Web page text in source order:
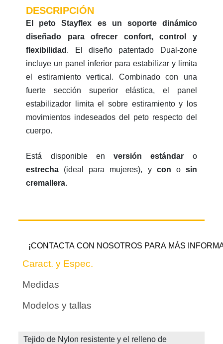
DESCRIPCIÓN
El peto Stayflex es un soporte dinámico
diseñado para ofrecer confort, control y
flexibilidad . El diseño patentado Dual-zone
incluye un panel inferior para estabilizar y limita
el estiramiento vertical. Combinado con una
fuerte sección superior elástica, el panel
estabilizador limita el sobre estiramiento y los
movimientos indeseados del peto respecto del
cuerpo.
Está disponible enversión estándar o
estrecha (ideal para mujeres), y con o sin
cremallera.
¡CONTACTA CON NOSOTROS PARA MÁS
Caract. y Espec.
Medidas
Modelos y tallas
Tejido de Nylon resistente y el relleno de